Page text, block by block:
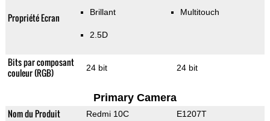
Propriété Ecran Brillant
2.5D
Multitouch
Bits par composant
couleur (RGB)
24 bit 24 bit
Primary Camera
Nom du Produit Redmi 10C E1207T